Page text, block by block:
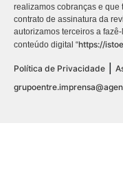
realizamos cobranças e que
contrato de assinatura da
autorizamos terceiros a
conteúdo digital “https://
Política de Privacidade |